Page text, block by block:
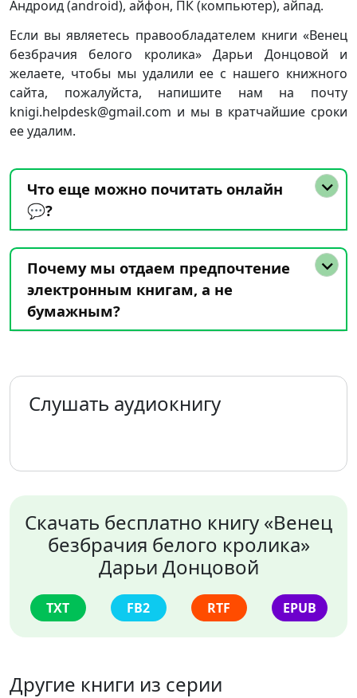
Андроид (android), айфон, ПК (компьютер), айпад.
Если вы являетесь правообладателем книги «Венец
безбрачия белого кролика» Дарьи Донцовой и
желаете, чтобы мы удалили ее с нашего книжного
сайта, пожалуйста, напишите нам на почту
knigi.helpdesk@gmail.com и мы в кратчайшие сроки
ее удалим.
Что еще можно почитать онлайн
💬?
Почему мы отдаем предпочтение
электронным книгам, а не
бумажным?
Слушать аудиокнигу
Скачать бесплатно книгу «Венец
безбрачия белого кролика»
Дарьи Донцовой
TXT FB2 RTF EPUB
Другие книги из серии